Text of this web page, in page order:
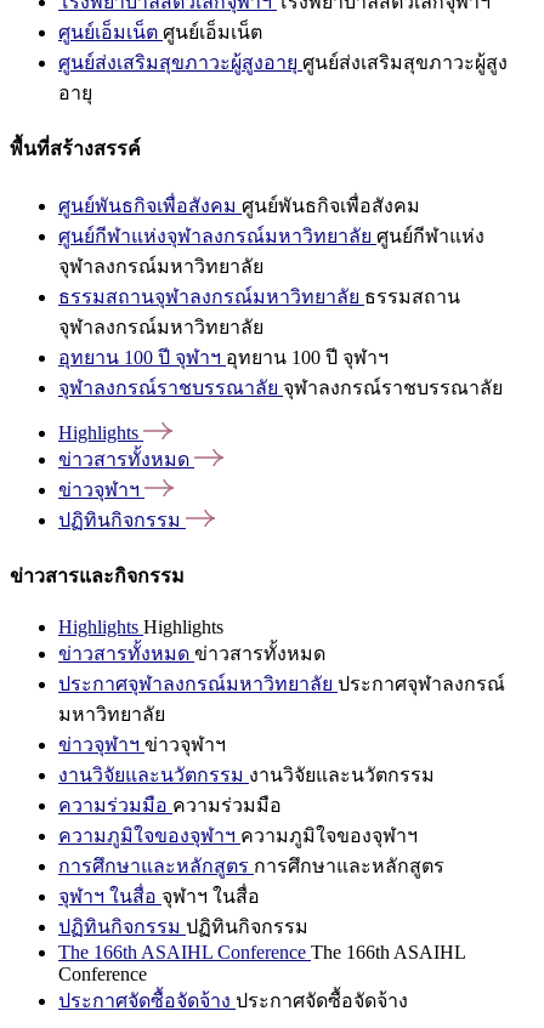
ศูนย์เอ็มเน็ต ศูนย์เอ็มเน็ต
ศูนย์ส่งเสริมสุขภาวะผู้สูงอายุ ศูนย์ส่งเสริมสุขภาวะผู้สูง
อายุ
พื้นที่สร้างสรรค์
ศูนย์พันธกิจเพื่อสังคม ศูนย์พันธกิจเพื่อสังคม
ศูนย์กีฬาแห่งจุฬาลงกรณ์มหาวิทยาลัย ศูนย์กีฬาแห่ง
จุฬาลงกรณ์มหาวิทยาลัย
ธรรมสถานจุฬาลงกรณ์มหาวิทยาลัย ธรรมสถาน
จุฬาลงกรณ์มหาวิทยาลัย
อุทยาน 100 ปี จุฬาฯ อุทยาน 100 ปี จุฬาฯ
จุฬาลงกรณ์ราชบรรณาลัย จุฬาลงกรณ์ราชบรรณาลัย
Highlights
ข่าวสารทั้งหมด
ข่าวจุฬาฯ
ปฏิทินกิจกรรม
ข่าวสารและกิจกรรม
Highlights Highlights
ข่าวสารทั้งหมด ข่าวสารทั้งหมด
ประกาศจุฬาลงกรณ์มหาวิทยาลัย ประกาศจุฬาลงกรณ์
มหาวิทยาลัย
ข่าวจุฬาฯ ข่าวจุฬาฯ
งานวิจัยและนวัตกรรม งานวิจัยและนวัตกรรม
ความร่วมมือ ความร่วมมือ
ความภูมิใจของจุฬาฯ ความภูมิใจของจุฬาฯ
การศึกษาและหลักสูตร การศึกษาและหลักสูตร
จุฬาฯ ในสื่อ จุฬาฯ ในสื่อ
ปฏิทินกิจกรรม ปฏิทินกิจกรรม
The 166th ASAIHL Conference The 166th ASAIHL
Conference
ประกาศจัดซื้อจัดจ้าง ประกาศจัดซื้อจัดจ้าง